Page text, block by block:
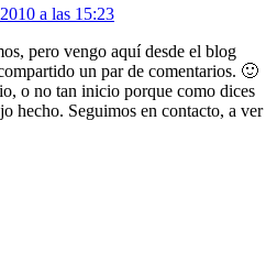
a las 15:23
pero vengo aquí desde el blog
un par de comentarios. 🙂
o no tan inicio porque como dices
hecho. Seguimos en contacto, a ver